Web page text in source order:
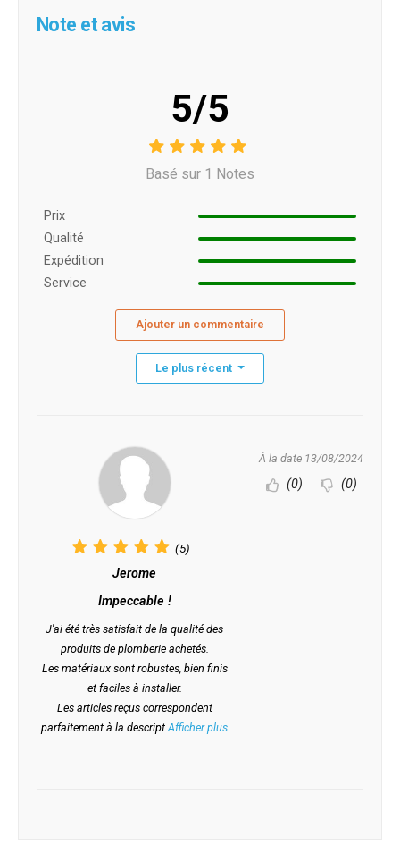
Note et avis
5/5
Basé sur 1 Notes
Prix ​​
Qualité
Expédition
Service
Ajouter un commentaire
Le plus récent
(5)
Jerome
Impeccable !
J'ai été très satisfait de la qualité des
produits de plomberie achetés.
Les matériaux sont robustes, bien finis
et faciles à installer.
Les articles reçus correspondent
parfaitement à la descriptAfficher plus
À la date 13/08/2024
(0) (0)